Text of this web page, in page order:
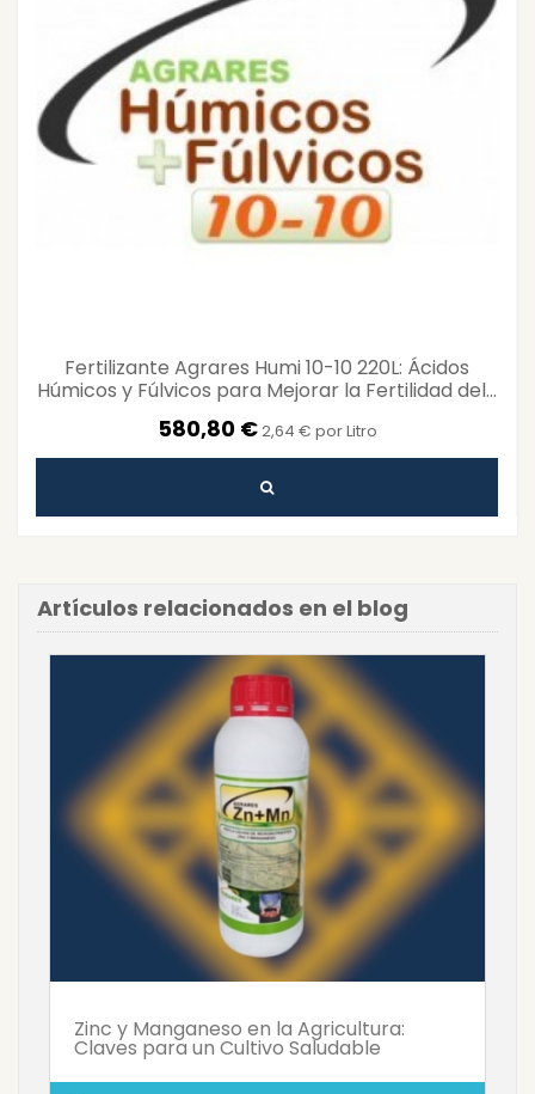
Fertilizante Agrares Humi 10-10 220L: Ácidos
Húmicos y Fúlvicos para Mejorar la Fertilidad del...
580,80 €2,64 € por Litro
Artículos relacionados en el blog
Zinc y Manganeso en la Agricultura:
Claves para un Cultivo Saludable